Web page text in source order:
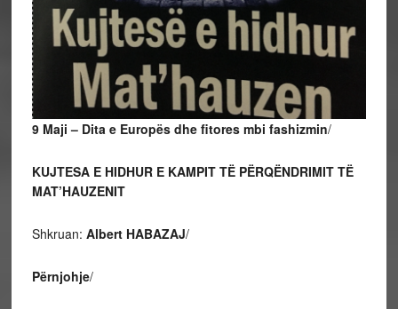
9 Maji – Dita e Europës dhe fitores mbi fashizmin/
KUJTESA E HIDHUR E KAMPIT TË PËRQËNDRIMIT TË
MAT’HAUZENIT
Shkruan: Albert HABAZAJ/
Përnjohje/